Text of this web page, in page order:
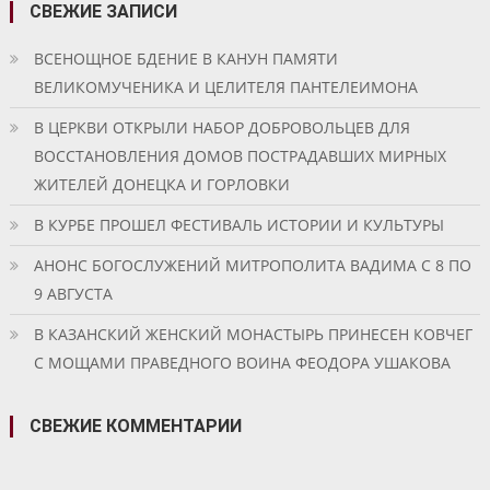
СВЕЖИЕ ЗАПИСИ
ВСЕНОЩНОЕ БДЕНИЕ В КАНУН ПАМЯТИ
ВЕЛИКОМУЧЕНИКА И ЦЕЛИТЕЛЯ ПАНТЕЛЕИМОНА
В ЦЕРКВИ ОТКРЫЛИ НАБОР ДОБРОВОЛЬЦЕВ ДЛЯ
ВОССТАНОВЛЕНИЯ ДОМОВ ПОСТРАДАВШИХ МИРНЫХ
ЖИТЕЛЕЙ ДОНЕЦКА И ГОРЛОВКИ
В КУРБЕ ПРОШЕЛ ФЕСТИВАЛЬ ИСТОРИИ И КУЛЬТУРЫ
АНОНС БОГОСЛУЖЕНИЙ МИТРОПОЛИТА ВАДИМА С 8 ПО
9 АВГУСТА
В КАЗАНСКИЙ ЖЕНСКИЙ МОНАСТЫРЬ ПРИНЕСЕН КОВЧЕГ
С МОЩАМИ ПРАВЕДНОГО ВОИНА ФЕОДОРА УШАКОВА
СВЕЖИЕ КОММЕНТАРИИ